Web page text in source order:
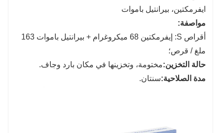
ايفرمكتين، بيرانتيل باموات
مواصفة:
أقراص S: إيفرمكتين 68 ميكروغرام + بيرانتيل باموات 163
ملغ / قرص؛
حالة التخزين:مختومة، وتخزينها في مكان بارد وجاف.
مدة الصلاحية:سنتان.